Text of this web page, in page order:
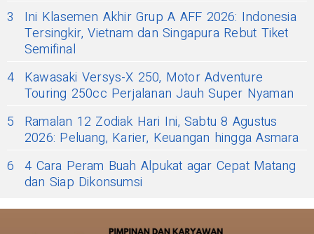
3
Ini Klasemen Akhir Grup A AFF 2026: Indonesia
Tersingkir, Vietnam dan Singapura Rebut Tiket
Semifinal
4 Kawasaki Versys-X 250, Motor Adventure
Touring 250cc Perjalanan Jauh Super Nyaman
5
Ramalan 12 Zodiak Hari Ini, Sabtu 8 Agustus
2026: Peluang, Karier, Keuangan hingga Asmara
6 4 Cara Peram Buah Alpukat agar Cepat Matang
dan Siap Dikonsumsi